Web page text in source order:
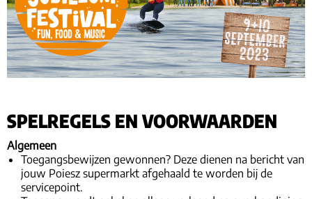
SPELREGELS EN VOORWAARDEN
Algemeen
Toegangsbewijzen gewonnen? Deze dienen na bericht van
jouw Poiesz supermarkt afgehaald te worden bij de
servicepoint.